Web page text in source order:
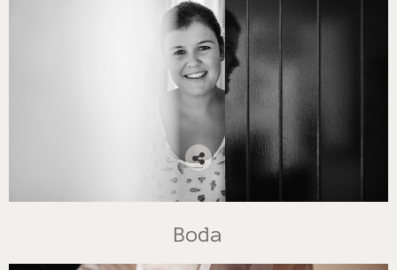
Boda